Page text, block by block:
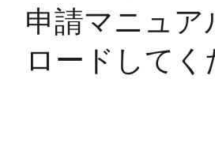
申請マニュア
ロードしてく